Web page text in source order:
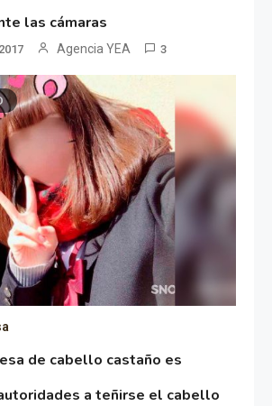
las cámaras
Agencia YEA 3
de cabello castaño es
a teñirse el cabello